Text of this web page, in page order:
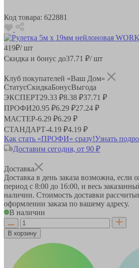
Код товара: 622881
419₽/ шт
Скидка и бонус до37.71 ₽/ шт
Клуб покупателей «Ваш Дом»
СтатусСкидкаБонусВыгода
ЭКСПЕРТ29.33 ₽8.38 ₽37.71 ₽
ПРОФИ20.95 ₽6.29 ₽27.24 ₽
МАСТЕР-6.29 ₽6.29 ₽
СТАНДАРТ-4.19 ₽4.19 ₽
Как стать «ПРОФИ» сразу!Узнать
Доставим сегодня, от 90 ₽
Доставка
Доставка в день заказа возможна, если
период с 8:00 до 16:00, и весь
наличии. Стоимость доставки
оформлении заказа по вашему адресу.
В наличии
В корзину